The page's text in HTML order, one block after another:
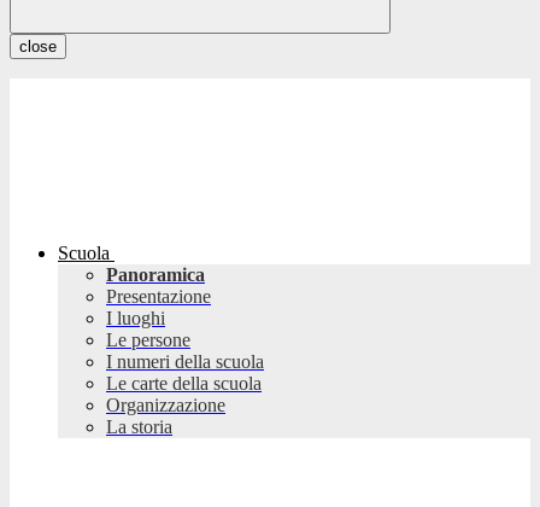
close
Scuola
Panoramica
Presentazione
I luoghi
Le persone
I numeri della scuola
Le carte della scuola
Organizzazione
La storia